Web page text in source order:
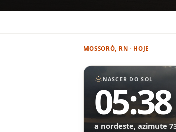
MOSSORÓ, RN · HOJE
NASCER DO SOL
05:38
a nordeste, azimute